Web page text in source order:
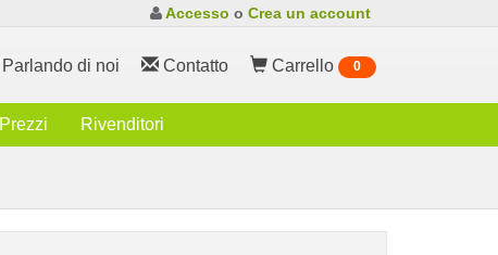
Accesso o Crea un account
Parlando di noi Contatto Carrello 0
Prezzi Rivenditori